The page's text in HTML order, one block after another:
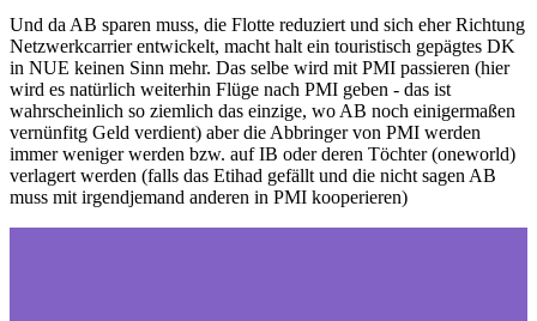
Und da AB sparen muss, die Flotte reduziert und sich eher Richtung
Netzwerkcarrier entwickelt, macht halt ein touristisch gepägtes DK
in NUE keinen Sinn mehr. Das selbe wird mit PMI passieren (hier
wird es natürlich weiterhin Flüge nach PMI geben - das ist
wahrscheinlich so ziemlich das einzige, wo AB noch einigermaßen
vernünfitg Geld verdient) aber die Abbringer von PMI werden
immer weniger werden bzw. auf IB oder deren Töchter (oneworld)
verlagert werden (falls das Etihad gefällt und die nicht sagen AB
muss mit irgendjemand anderen in PMI kooperieren)